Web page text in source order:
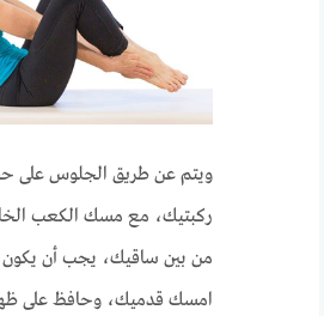
ويتم عن طريق الجلوس على
ركبتيك، مع مسك الكعب
من بين ساقيك، يجب أن يكون
امسك قدميك، وحافظ على